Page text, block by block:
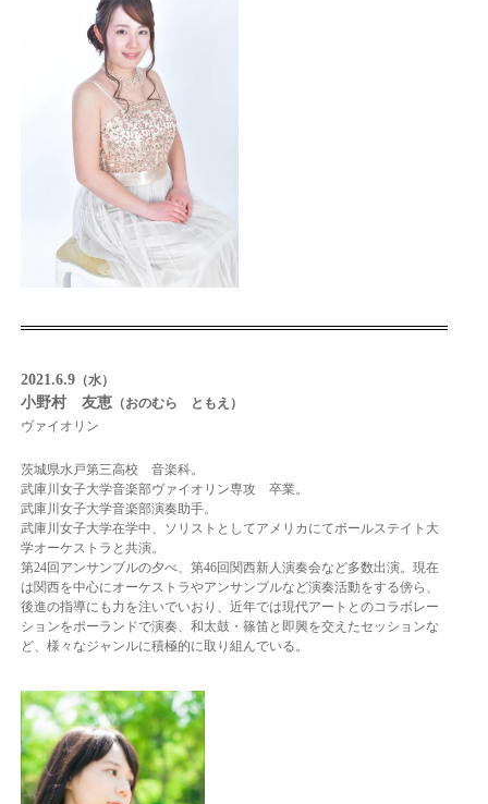
2021.6.9（水）
小野村 友恵（おのむら ともえ）
ヴァイオリン
茨城県水戸第三高校 音楽科。
武庫川女子大学音楽部ヴァイオリン専攻 卒業。
武庫川女子大学音楽部演奏助手。
武庫川女子大学在学中、ソリストとしてアメリカにてボールステイト大
学オーケストラと共演。
第24回アンサンブルの夕べ、第46回関西新人演奏会など多数出演。 現在
は関西を中心にオーケストラやアンサンブルなど演奏活動をする傍ら、
後進の指導にも力を注いでいおり、近年では現代アートとのコラボレー
ションをポーランドで演奏、 和太鼓・篠笛と即興を交えたセッションな
ど、様々なジャンルに積極的に取り組んでいる。